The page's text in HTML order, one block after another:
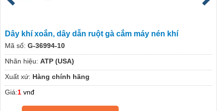
Dây khí xoắn, dây dẫn ruột gà cắm máy nén khí
Mã số: G-36994-10
Nhãn hiệu: ATP (USA)
Xuất xứ: Hàng chính hãng
Giá:1 vnđ